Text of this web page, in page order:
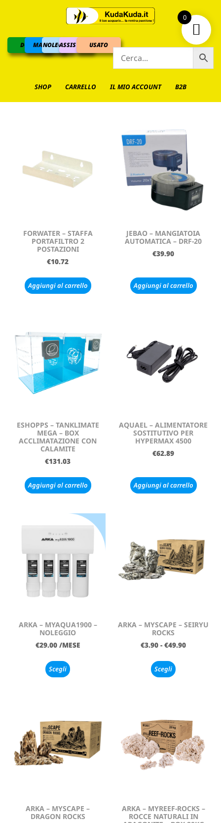
DOLCEMARINO
NOLEGGIOASSISTENZAUSATO
SHOP CARRELLO IL MIO ACCOUNT B2B
FORWATER – STAFFA
PORTAFILTRO 2
POSTAZIONI
€10.72
Aggiungi al carrello
JEBAO – MANGIATOIA
AUTOMATICA – DRF-20
€39.90
Aggiungi al carrello
ESHOPPS – TANKLIMATE
MEGA – BOX
ACCLIMATAZIONE CON
CALAMITE
€131.03
Aggiungi al carrello
AQUAEL – ALIMENTATORE
SOSTITUTIVO PER
HYPERMAX 4500
€62.89
Aggiungi al carrello
ARKA – MYAQUA1900 –
NOLEGGIO
€29.00 /MESE
Scegli
ARKA – MYSCAPE – SEIRYU
ROCKS
€3.90 - €49.90
Scegli
ARKA – MYSCAPE –
DRAGON ROCKS
ARKA – MYREEF-ROCKS –
ROCCE NATURALI IN
0